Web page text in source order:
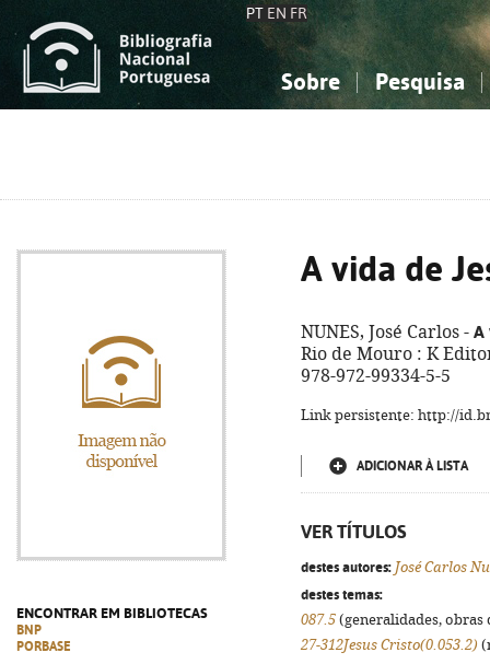
PT EN FR
Sobre Pesquisa
ENCONTRAR EM BIBLIOTECAS
BNP
PORBASE
A vida de
NUNES, José Carlos - A
Rio de Mouro : K
978-972-99334-5-5
Link persistente: http://
ADICIONAR À LISTA
VER TÍTULOS
destes autores: José Carlos
destes temas:
087.5 (generalidades,
27-312Jesus Cristo(0.053.2)